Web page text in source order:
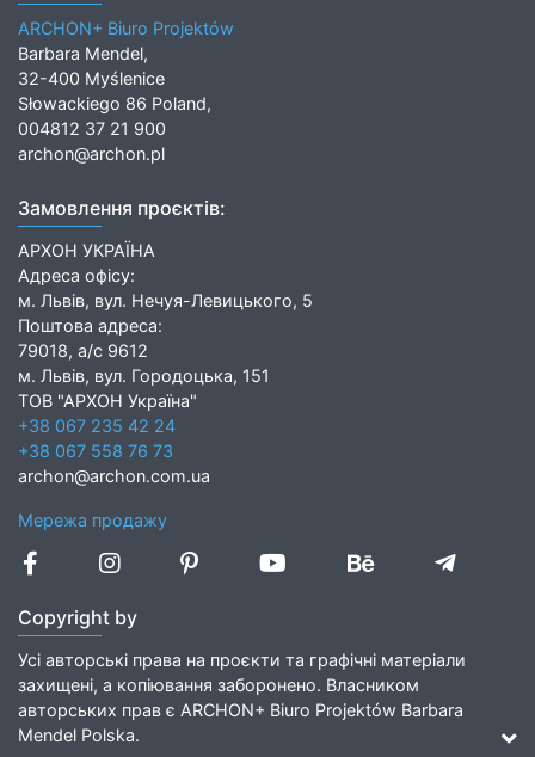
ARCHON+ Biuro Projektów
Barbara Mendel,
32-400 Myślenice
Słowackiego 86 Poland,
004812 37 21 900
archon@archon.pl
Замовлення проєктів:
АРХОН УКРАЇНА
Адреса офісу:
м. Львів, вул. Нечуя-Левицького, 5
Поштова адреса:
79018, а/с 9612
м. Львів, вул. Городоцька, 151
ТОВ "АРХОН Україна"
+38 067 235 42 24
+38 067 558 76 73
archon@archon.com.ua
Мережа продажу
Copyright by
Усі авторські права на проєкти та графічні матеріали
захищені, а копіювання заборонено. Власником
авторських прав є ARCHON+ Biuro Projektów Barbara
Mendel Polska.